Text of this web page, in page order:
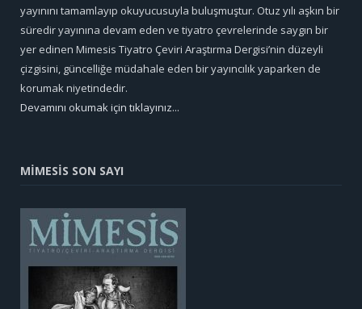
yayınını tamamlayıp okuyucusuyla buluşmuştur. Otuz yılı aşkın bir
süredir yayınına devam eden ve tiyatro çevrelerinde saygın bir
yer edinen Mimesis Tiyatro Çeviri Araştırma Dergisi’nin düzeyli
çizgisini, güncelliğe müdahale eden bir yayıncılık yaparken de
korumak niyetindedir.
Devamını okumak için tıklayınız...
MİMESİS SON SAYI